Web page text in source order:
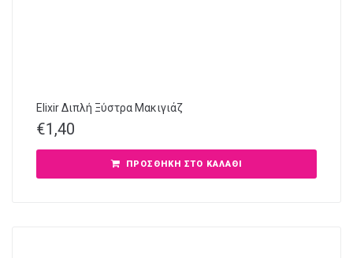
Elixir Διπλή Ξύστρα Μακιγιάζ
€1,40
ΠΡΟΣΘΉΚΗ ΣΤΟ ΚΑΛΆΘΙ